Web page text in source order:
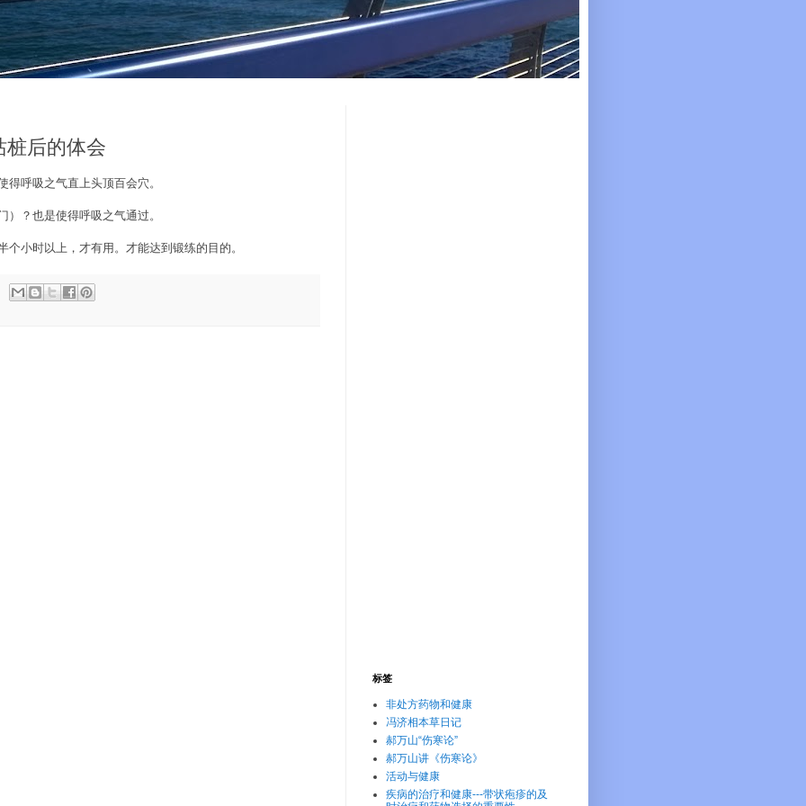
桩后的体会
得呼吸之气直上头顶百会穴。
）？也是使得呼吸之气通过。
个小时以上，才有用。才能达到锻练的目的。
标签
非处方药物和健康
冯济相本草日记
郝万山“伤寒论”
郝万山讲《伤寒论》
活动与健康
疾病的治疗和健康---带状疱疹的及